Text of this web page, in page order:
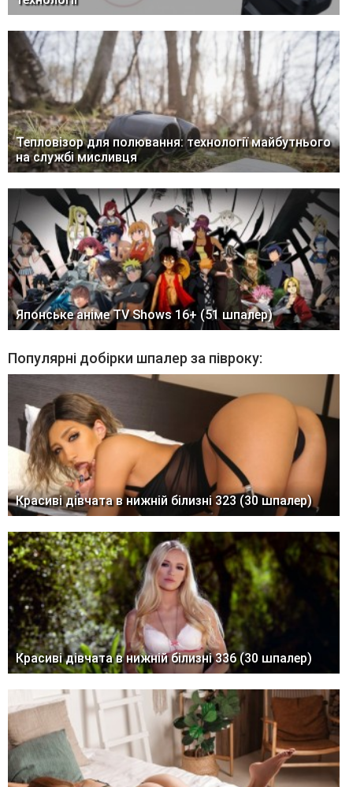
Тепловізор для полювання: технології майбутнього
на службі мисливця
Японське аніме TV Shows 16+ (51 шпалер)
Популярні добірки шпалер за півроку:
Красиві дівчата в нижній білизні 323 (30 шпалер)
Красиві дівчата в нижній білизні 336 (30 шпалер)